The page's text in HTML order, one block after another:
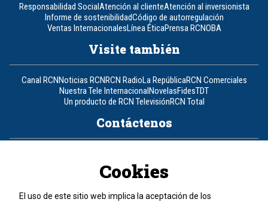
Responsabilidad SocialAtención al clienteAtención al inversionista
Informe de sostenibilidadCódigo de autorregulación
Ventas InternacionalesLínea ÉticaPrensa RCNOBA
Visite también
Canal RCNNoticias RCNRCN RadioLa RepúblicaRCN Comerciales
Nuestra Tele InternacionalNovelasFidesTDT
Un producto de RCN TelevisiónRCN Total
Contáctenos
Política de cookies
Cookies
El uso de este sitio web implica la aceptación de los